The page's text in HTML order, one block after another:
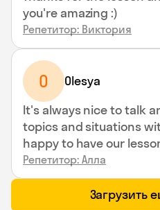
you're amazing :)
Репетитор: Виктория
O Olesya
It's always nice to talk
topics and situations
happy to have our
Репетитор: Алла
Загрузить